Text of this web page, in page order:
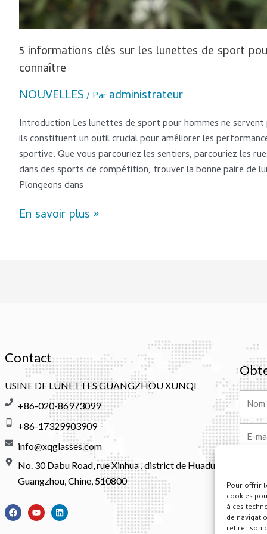
Pour offrir
cookies
à ces
de
retirer son
5 informations clés sur les lunettes de sport
connaître
NOUVELLES/ Paradministrateur
Introduction Les lunettes de sport pour hommes ne
ils constituent un outil crucial pour améliorer les
sportive. Que vous parcouriez les sentiers, parcouriez les
dans des sports de compétition, trouver la bonne paire
Plongeons dans
En savoir plus »
Contact
USINE DE LUNETTES GUANGZHOU XUNQI
+86-020-86973099
+86-17329903909
info@xqglasses.com
No. 30 Dabu Road, rue Xinhua , district de Huadu ,
Guangzhou, Chine, 510800
F
a
c
Y
o
u
L
i
n
mail